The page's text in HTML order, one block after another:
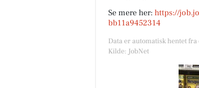
Se mere her: https://
bb11a9452314
Data er automatisk hentet
Kilde: JobNet